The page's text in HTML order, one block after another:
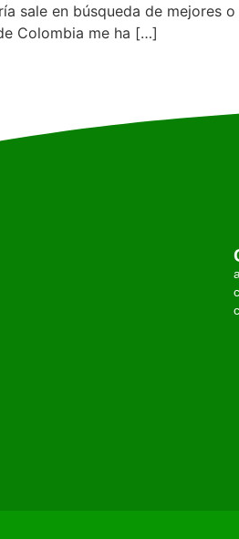
sale en búsqueda de mejores
Colombia me ha […]